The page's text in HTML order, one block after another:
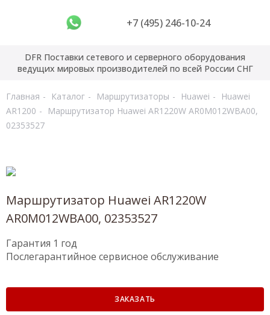
+7 (495) 246-10-24
DFR Поставки сетевого и серверного оборудования
ведущих мировых производителей по всей России СНГ
Главная Каталог Маршрутизаторы Huawei
Huawei
AR1200
Маршрутизатор Huawei AR1220W AR0M012WBA00,
02353527
Маршрутизатор Huawei AR1220W
AR0M012WBA00, 02353527
Гарантия 1 год
Послегарантийное сервисное обслуживание
ЗАКАЗАТЬ